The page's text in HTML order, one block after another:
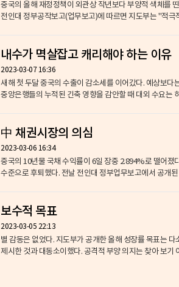
중국의 올해 재정정책이 외관상 작년보다 부양적 색체를 띤
전인대 정부공작보고(업무보고)에 따르면 지도부는 "적극
내수가 멱살잡고 캐리해야 하는 이유
2023-03-07 16:36
새해 첫 두달 중국의 수출이 감소세를 이어갔다. 예상보
중앙은행들의 누적된 긴축 영향을 감안할 때 대외 수요는
中 채권시장의 의심
2023-03-06 16:34
중국의 10년물 국채 수익률이 6일 장중 2.894%로 떨어
수준으로 후퇴했다. 전날 전인대 정부업무보고에서 공개
보수적 목표
2023-03-05 22:13
별 감동은 없었다. 지도부가 공개한 올해 성장률 목표는
제시한 것과 대동소이했다. 공격적 부양 의지